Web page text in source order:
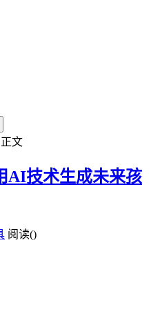
正文
AI技术生成未来孩
阅读()